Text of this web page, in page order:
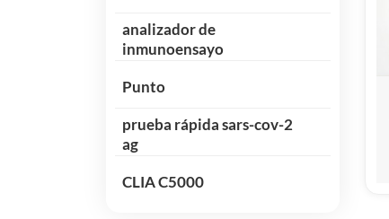
analizador de
inmunoensayo
Punto
prueba rápida sars-cov-2
ag
CLIA C5000